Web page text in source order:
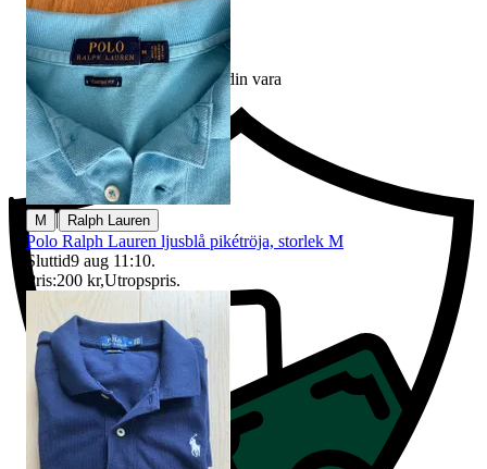
Ersättning om du inte får din vara
M | Ralph Lauren
Polo Ralph Lauren ljusblå pikétröja, storlek M
Sluttid9 aug 11:10.
Pris:200 kr,Utropspris.